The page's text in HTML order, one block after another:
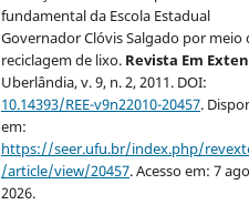
fundamental da Escola Estadual
Governador Clóvis Salgado por meio
reciclagem de lixo. Revista Em
Uberlândia, v. 9, n. 2, 2011. DOI:
10.14393/REE-v9n22010-20457.
em:
https://seer.ufu.br/index.php/
/article/view/20457. Acesso em: 7
2026.